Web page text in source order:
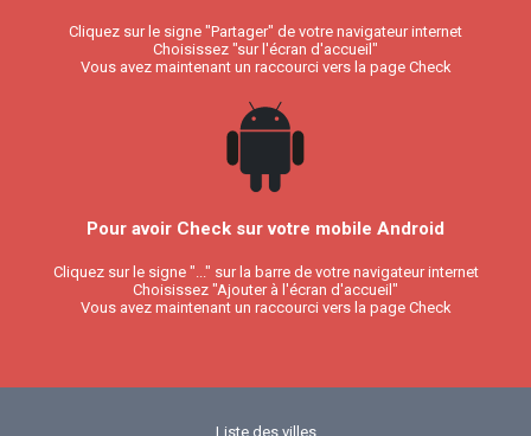
Cliquez sur le signe "Partager" de votre navigateur internet
Choisissez "sur l'écran d'accueil"
Vous avez maintenant un raccourci vers la page Check
Pour avoir Check sur votre mobile Android
Cliquez sur le signe "..." sur la barre de votre navigateur internet
Choisissez "Ajouter à l'écran d'accueil"
Vous avez maintenant un raccourci vers la page Check
Liste des villes